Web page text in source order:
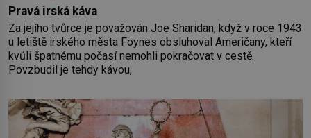
Pravá irská káva
Za jejího tvůrce je považován Joe Sharidan, když v roce 1943
u letiště irského města Foynes obsluhoval Američany, kteří
kvůli špatnému počasí nemohli pokračovat v cestě.
Povzbudil je tehdy kávou,